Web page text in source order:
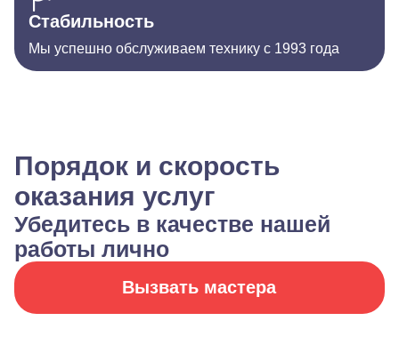
Стабильность
Мы успешно обслуживаем технику с 1993 года
Порядок и скорость
оказания услуг
Убедитесь в качестве нашей
работы лично
Вызвать мастера